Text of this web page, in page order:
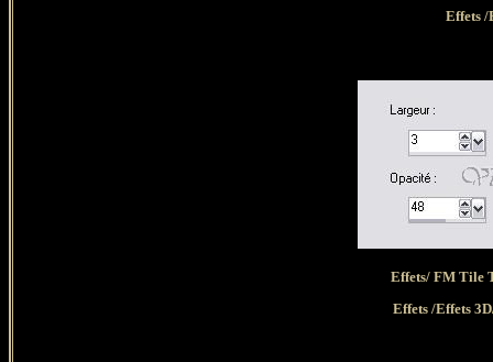
Effets /
Effets/ FM Tile
Effets /Effets